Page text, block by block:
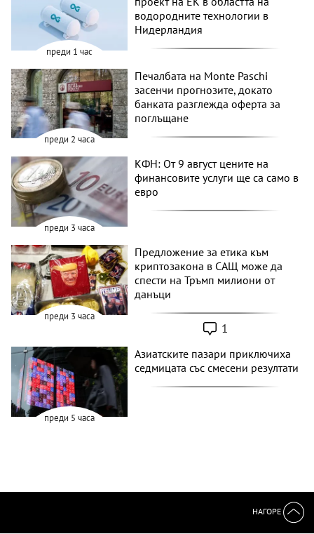
преди 1 час
водородните технологии в
Нидерландия
преди 2 часа
Печалбата на Monte Paschi
засенчи прогнозите, докато
банката разглежда оферта за
поглъщане
преди 3 часа
КФН: От 9 август цените на
финансовите услуги ще са само в
евро
преди 3 часа
Предложение за етика към
криптозакона в САЩ може да
спести на Тръмп милиони от
данъци
1
преди 5 часа
Азиатските пазари приключиха
седмицата със смесени резултати
НАГОРЕ